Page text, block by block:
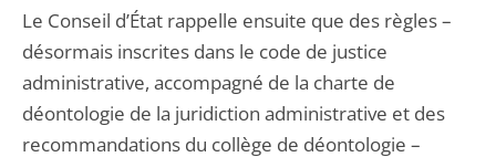
Le Conseil d’État rappelle ensuite que des règles –
désormais inscrites dans le code de justice
administrative, accompagné de la charte de
déontologie de la juridiction administrative et des
recommandations du collège de déontologie –